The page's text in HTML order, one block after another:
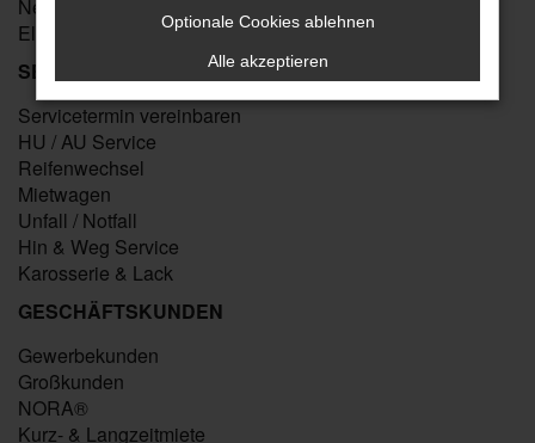
Neuwagen konfigurieren
Elektromobilität
SERVICE
Servicetermin vereinbaren
HU / AU Service
Reifenwechsel
Mietwagen
Unfall / Notfall
Hin & Weg Service
Karosserie & Lack
GESCHÄFTSKUNDEN
Gewerbekunden
Großkunden
NORA®
Kurz- & Langzeitmiete
Optionale Cookies ablehnen
Alle akzeptieren